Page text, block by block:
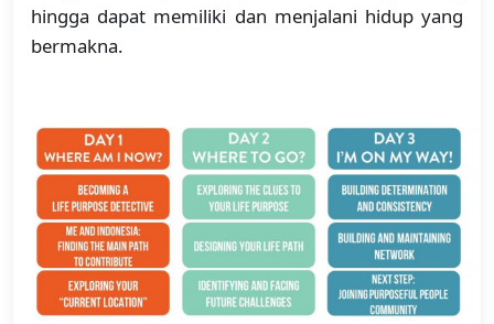
hingga dapat memiliki dan menjalani hidup yang
bermakna.